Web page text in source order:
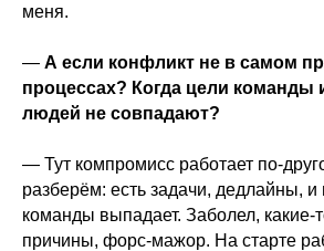
меня.
— А если конфликт не в самом
процессах? Когда цели команды
людей не совпадают?
— Тут компромисс работает по-
разберём: есть задачи, дедлайны, и
команды выпадает. Заболел, какие-
причины, форс-мажор. На старте